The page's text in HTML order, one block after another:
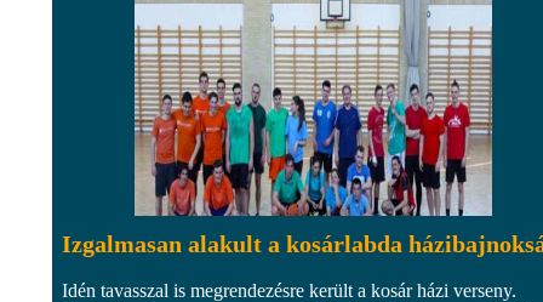
Izgalmasan alakult a kosárlabda
Idén tavasszal is megrendezésre került a kosár házi verseny.